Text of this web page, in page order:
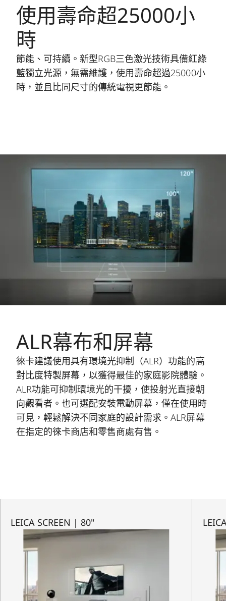
使用壽命超25000小
時
節能、可持續。新型RGB三色激光技術具備紅綠
藍獨立光源，無需維護，使用壽命超過25000小
時，並且比同尺寸的傳統電視更節能。
ALR幕布和屏幕
徠卡建議使用具有環境光抑制（ALR）功能的高
對比度特製屏幕，以獲得最佳的家庭影院體驗。
ALR功能可抑制環境光的干擾，使投射光直接朝
向觀看者。也可選配安裝電動屏幕，僅在使用時
可見，輕鬆解決不同家庭的設計需求。ALR屏幕
在指定的徠卡商店和零售商處有售。
LEICA SCREEN | 80"